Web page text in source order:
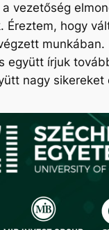
a vezetőség
Éreztem, hogy
együtt írjuk
nagy